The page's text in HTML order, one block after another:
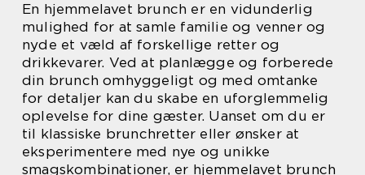
En hjemmelavet brunch er en vidunderlig
mulighed for at samle familie og venner og
nyde et væld af forskellige retter og
drikkevarer. Ved at planlægge og forberede
din brunch omhyggeligt og med omtanke
for detaljer kan du skabe en uforglemmelig
oplevelse for dine gæster. Uanset om du er
til klassiske brunchretter eller ønsker at
eksperimentere med nye og unikke
smagskombinationer, er hjemmelavet brunch